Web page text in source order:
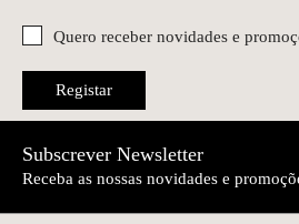
Quero receber novidades e
Registar
Subscrever Newsletter
Receba as nossas novidades e